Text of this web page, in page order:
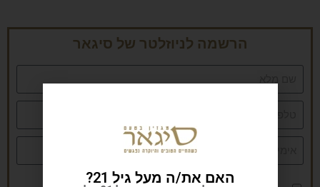
הרשמה לניוזלטר של סיגאר
האם את/ה מעל גיל 21?